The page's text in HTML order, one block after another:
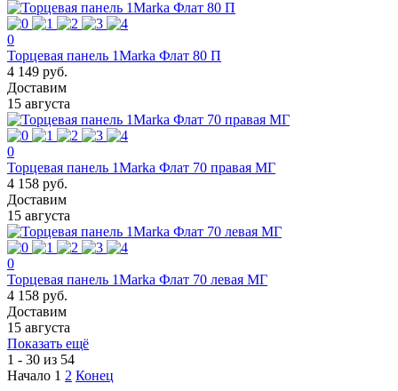
0
Торцевая панель 1Marka Флат 80 П
4 149 руб.
Доставим
15 августа
0
Торцевая панель 1Marka Флат 70 правая МГ
4 158 руб.
Доставим
15 августа
0
Торцевая панель 1Marka Флат 70 левая МГ
4 158 руб.
Доставим
15 августа
Показать ещё
1 - 30 из 54
Начало 1 2 Конец